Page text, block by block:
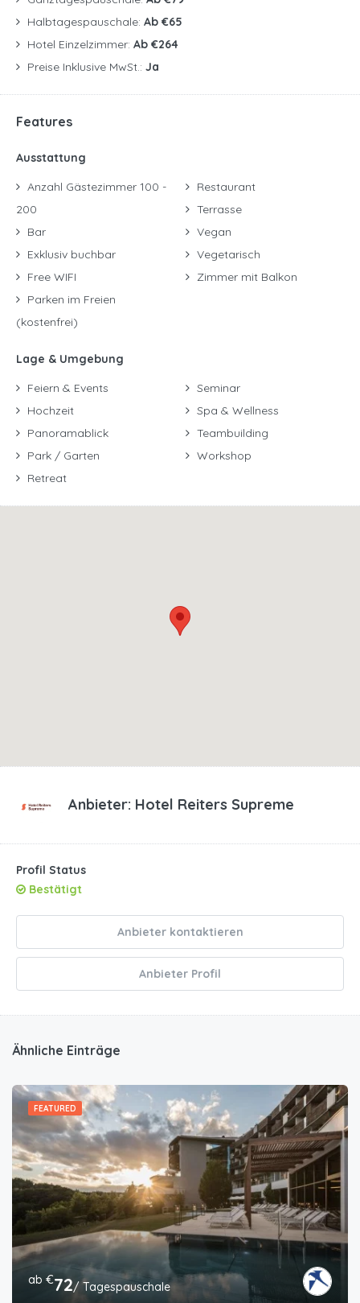
Halbtagespauschale: Ab €65
Hotel Einzelzimmer: Ab €264
Preise Inklusive MwSt.: Ja
Features
Ausstattung
Anzahl Gästezimmer 100 -
200
Bar
Exklusiv buchbar
Free WIFI
Parken im Freien
(kostenfrei)
Restaurant
Terrasse
Vegan
Vegetarisch
Zimmer mit Balkon
Lage & Umgebung
Feiern & Events
Hochzeit
Panoramablick
Park / Garten
Retreat
Seminar
Spa & Wellness
Teambuilding
Workshop
Anbieter: Hotel Reiters Supreme
Profil Status
Bestätigt
Anbieter kontaktieren
Anbieter Profil
Ähnliche Einträge
FEATURED
ab €72/ Tagespauschale